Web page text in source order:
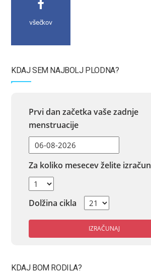
všečkov
KDAJ SEM NAJBOLJ PLODNA?
Prvi dan začetka vaše zadnje
menstruacije
Za koliko mesecev želite izračun
Dolžina cikla
IZRAČUNAJ
KDAJ BOM RODILA?